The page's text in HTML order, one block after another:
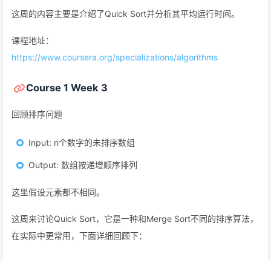
这周的内容主要是介绍了Quick Sort并分析其平均运行时间。
课程地址：
https://www.coursera.org/specializations/algorithms
Course 1 Week 3
回顾排序问题
Input: n个数字的未排序数组
Output: 数组按递增顺序排列
这里假设元素都不相同。
这周来讨论Quick Sort，它是一种和Merge Sort不同的排序算法，
在实际中更常用，下面详细回顾下：